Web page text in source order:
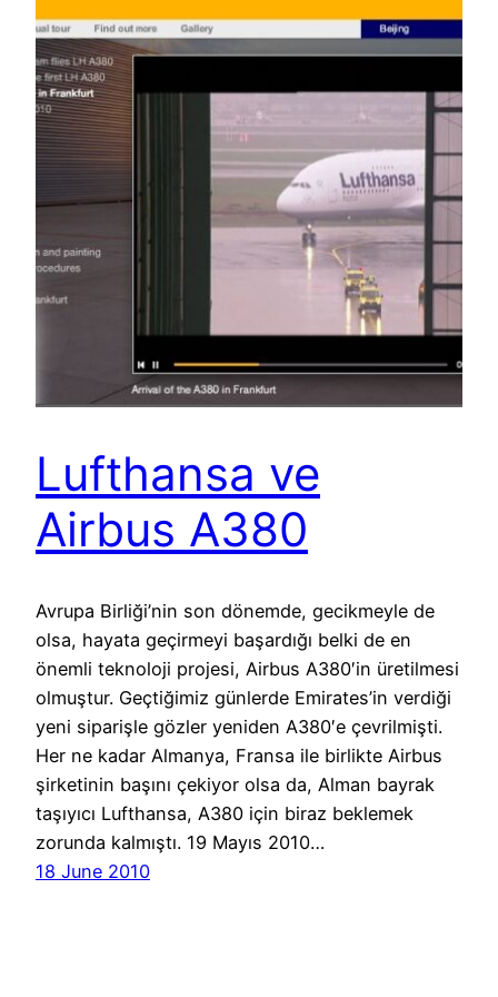
Lufthansa ve
Airbus A380
Avrupa Birliği’nin son dönemde, gecikmeyle de
olsa, hayata geçirmeyi başardığı belki de en
önemli teknoloji projesi, Airbus A380′in üretilmesi
olmuştur. Geçtiğimiz günlerde Emirates’in verdiği
yeni siparişle gözler yeniden A380′e çevrilmişti.
Her ne kadar Almanya, Fransa ile birlikte Airbus
şirketinin başını çekiyor olsa da, Alman bayrak
taşıyıcı Lufthansa, A380 için biraz beklemek
zorunda kalmıştı. 19 Mayıs 2010…
18 June 2010